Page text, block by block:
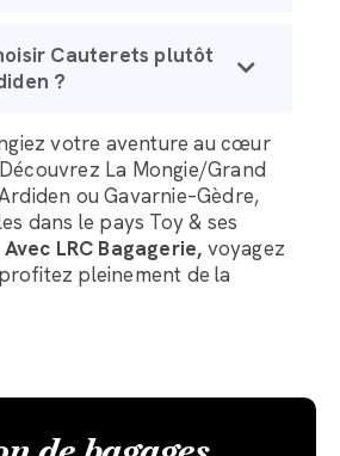
Cauterets plutôt
?
votre aventure au cœur
La Mongie/Grand
ou Gavarnie–Gèdre,
dans le pays Toy & ses
Avec LRC Bagagerie, voyagez
pleinement de la